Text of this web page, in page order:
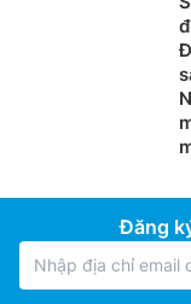
Đăng